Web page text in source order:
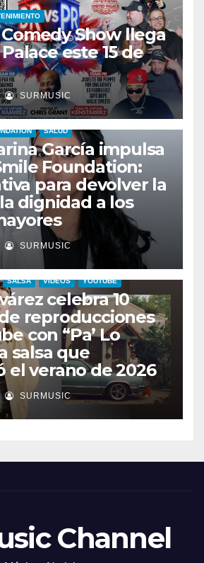
Comedy Show llega
este 15 de
SURMUSIC
SALUD
García impulsa
Foundation:
para devolver la
dignidad a los
SURMUSIC
SALSA VIDEOS YOUTUBE
celebra 10
reproducciones
con “Pa’ Lo
salsa que
el verano de 2026
SURMUSIC
Channel